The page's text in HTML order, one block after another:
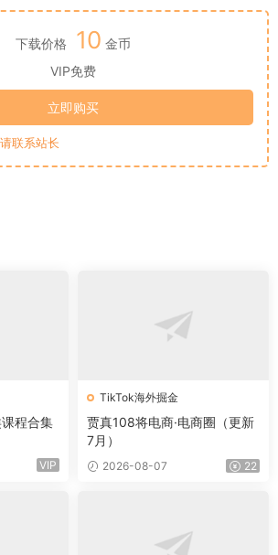
下载价格 10 金币
VIP免费
立即购买
联系站长
课程合集
VIP
TikTok海外掘金
贾真108将电商·电商圈（更新
7月）
2026-08-07 22